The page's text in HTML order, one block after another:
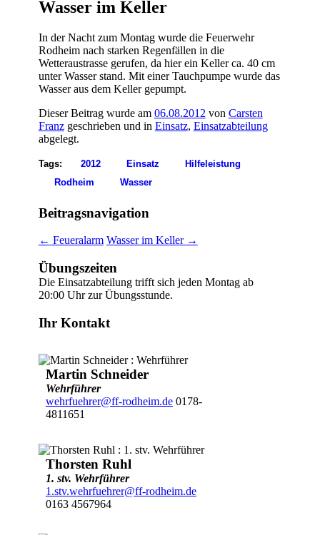
Wasser im Keller
In der Nacht zum Montag wurde die Feuerwehr
Rodheim nach starken Regenfällen in die
Wetteraustrasse gerufen, da hier ein Keller ca. 40 cm
unter Wasser stand. Mit einer Tauchpumpe wurde das
Wasser aus dem Keller gepumpt.
Dieser Beitrag wurde am 06.08.2012 von Carsten
Franzgeschrieben und in Einsatz, Einsatzabteilung
abgelegt.
Tags: 2012 Einsatz
Hilfeleistung
Rodheim
Wasser
Beitragsnavigation
← Feueralarm Wasser im Keller →
Übungszeiten
Die Einsatzabteilung trifft sich jeden Montag ab
20:00 Uhr zur Übungsstunde.
Ihr Kontakt
Martin Schneider
Wehrführer
wehrfuehrer@ff-rodheim.de0178-
4811651
Thorsten Ruhl
1. stv. Wehrführer
1.stv.wehrfuehrer@ff-rodheim.de
0163 4567964